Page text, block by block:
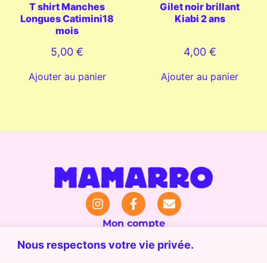
Nous respectons votre vie privée.
T shirt Manches
Longues Catimini18
mois
5,00€
Ajouter au panier
Gilet noir brillant
Kiabi 2 ans
4,00 €
Ajouter au panier
Mon compte
Panier